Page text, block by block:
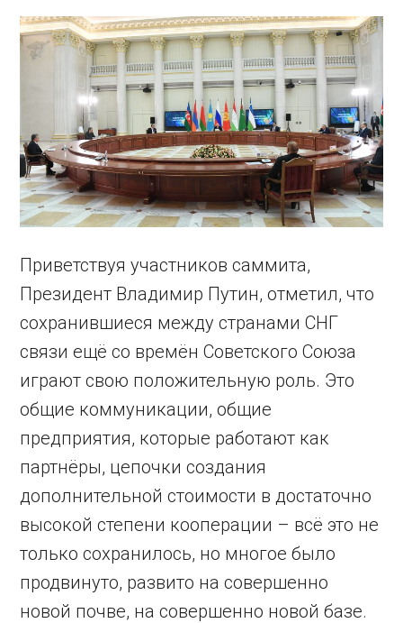
Приветствуя участников саммита,
Президент Владимир Путин, отметил, что
сохранившиеся между странами СНГ
связи ещё со времён Советского Союза
играют свою положительную роль. Это
общие коммуникации, общие
предприятия, которые работают как
партнёры, цепочки создания
дополнительной стоимости в достаточно
высокой степени кооперации – всё это не
только сохранилось, но многое было
продвинуто, развито на совершенно
новой почве, на совершенно новой базе.